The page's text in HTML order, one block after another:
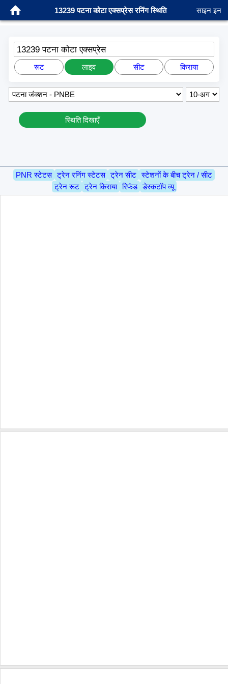
13239 पटना कोटा एक्सप्रेस रनिंग स्थिति साइन इन
13239 पटना कोटा एक्सप्रेस
रूट लाइव सीट किराया
स्थिति दिखाएँ
PNR स्टेटस ट्रेन रनिंग स्टेटस ट्रेन सीट स्टेशनों के बीच ट्रेन / सीट
ट्रेन रूट ट्रेन किराया रिफंड डेस्कटॉप व्यू